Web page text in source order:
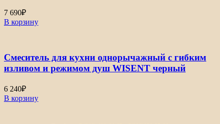
7 690₽
В корзину
Смеситель для кухни однорычажный с гибким
изливом и режимом душ WISENT черный
6 240₽
В корзину